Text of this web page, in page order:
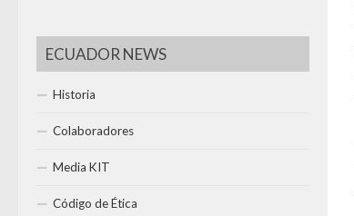
ECUADOR NEWS
Historia
Colaboradores
Media KIT
Código de Ética